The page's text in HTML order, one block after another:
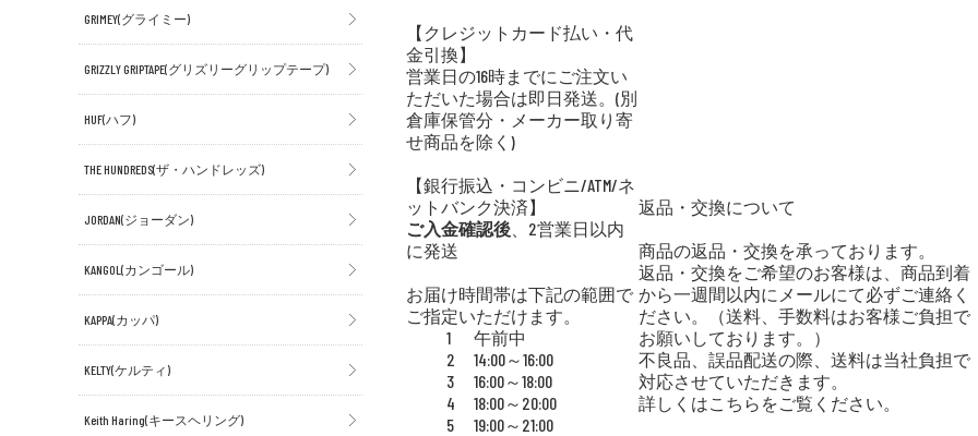
【クレジットカード払い・代
金引換】
営業日の16時までにご注文い
ただいた場合は即日発送。(別
倉庫保管分・メーカー取り寄
せ商品を除く)
【銀行振込・コンビニ/ATM/ネ
ットバンク決済】
ご入金確認後 、2営業日以内
に発送
お届け時間帯は下記の範囲で
ご指定いただけます。
1
午前中
2
14:00～16:00
3
16:00～18:00
4
18:00～20:00
5
19:00～21:00
返品・交換について
商品の返品・交換を承っております。
返品・交換をご希望のお客様は、商品到着
から一週間以内にメールにて必ずご連絡く
ださい。（送料、手数料はお客様ご負担で
お願いしております。）
不良品、誤品配送の際、送料は当社負担で
対応させていただきます。
詳しくはこちらをご覧ください。
GRIMEY(グライミー)
GRIZZLY GRIPTAPE(グリズリーグリップテープ)
HUF(ハフ)
THE HUNDREDS(ザ・ハンドレッズ)
JORDAN(ジョーダン)
KANGOL(カンゴール)
KAPPA(カッパ)
KELTY(ケルティ)
Keith Haring(キースヘリング)